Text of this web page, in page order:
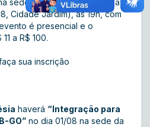
sede da subseção (Avenida
Cidade Jardim), às 19h, com
é presencial e o
a R$ 100.
sua inscrição
haverá “Integração para
GO” no dia 01/08 na sede da